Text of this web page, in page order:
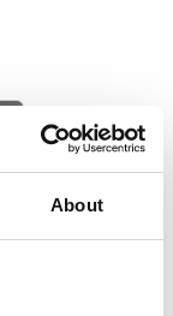
About